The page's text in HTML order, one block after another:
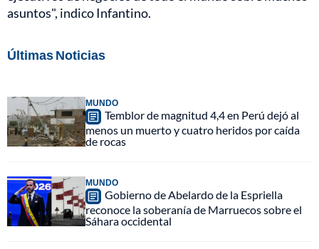
asuntos", indico Infantino.
Últimas Noticias
MUNDO
Temblor de magnitud 4,4 en Perú dejó al
menos un muerto y cuatro heridos por caída
de rocas
MUNDO
Gobierno de Abelardo de la Espriella
reconoce la soberanía de Marruecos sobre el
Sáhara occidental